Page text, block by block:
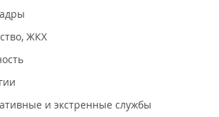
ЖКХ
и экстренные службы